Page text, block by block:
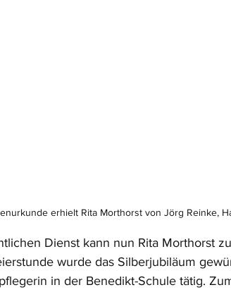
erhielt Rita Morthorst von Jörg Reinke,
Dienst kann nun Rita Morthorst
wurde das Silberjubiläum
in der Benedikt-Schule tätig.